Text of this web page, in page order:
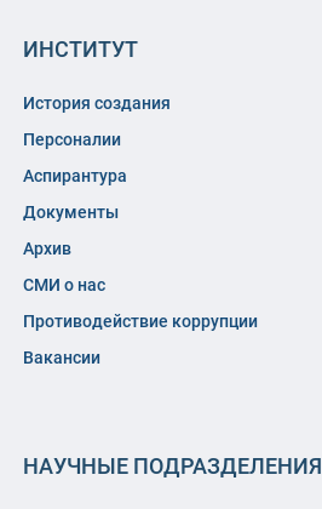
ИНСТИТУТ
История создания
Персоналии
Аспирантура
Документы
Архив
СМИ о нас
Противодействие коррупции
Вакансии
НАУЧНЫЕ ПОДРАЗДЕЛЕНИЯ